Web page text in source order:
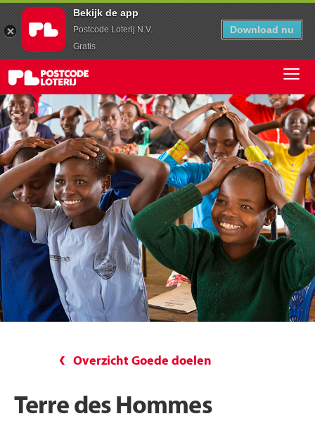
Bekijk de app
Postcode Loterij N.V.
Gratis
Download nu
Overzicht Goede doelen
Terre des Hommes